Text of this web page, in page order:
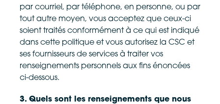
par courriel, par téléphone, en personne, ou par
tout autre moyen, vous acceptez que ceux-ci
soient traités conformément à ce qui est indiqué
dans cette politique et vous autorisez la CSC et
ses fournisseurs de services à traiter vos
renseignements personnels aux fins énoncées
ci-dessous.
3. Quels sont les renseignements que nous